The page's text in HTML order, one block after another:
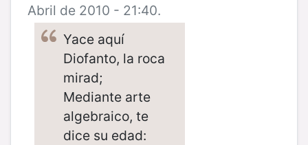
Abril de 2010 - 21:40.
Yace aquí
Diofanto, la roca
mirad;
Mediante arte
algebraico, te
dice su edad: